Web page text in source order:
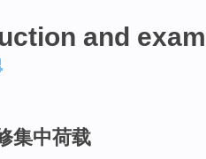
and
集中荷载